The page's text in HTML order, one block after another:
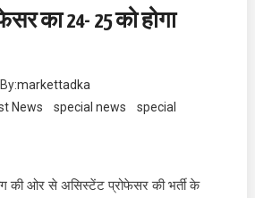
का 24- 25 को होगा
By:markettadka
News special news
special
की ओर से असिस्टेंट प्रोफेसर की भर्ती के